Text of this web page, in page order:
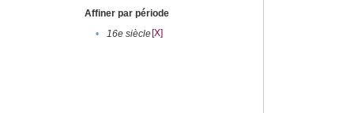
Affiner par période
•
16e siècle[X]